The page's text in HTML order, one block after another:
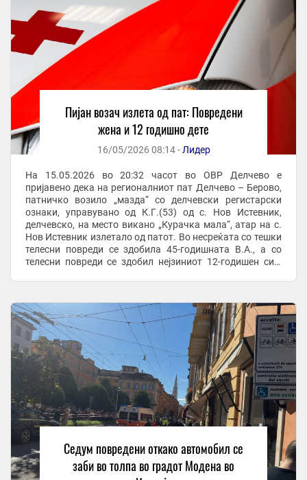
Пијан возач излета од пат: Повредени
жена и 12 годишно дете
16/05/2026 08:14 - Лидер
На 15.05.2026 во 20:32 часот во ОВР Делчево е
пријавено дека на регионалниот пат Делчево – Берово,
патничко возило „мазда“ со делчевски регистарски
ознаки, управувано од К.Г.(53) од с. Нов Истевник,
делчевско, на место викано „Курачка мала“, атар на с.
Нов Истевник излетало од патот. Во несреќата со тешки
телесни повреди се здобила 45-годишната В.А., а со
телесни повреди се здобил нејзиниот 12-годишен син,
Седум повредени откако автомобил се
заби во толпа во градот Модена во